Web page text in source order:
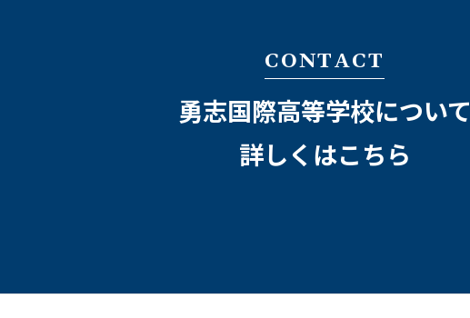
CONTACT
勇志国際高等学校について
詳しくはこちら